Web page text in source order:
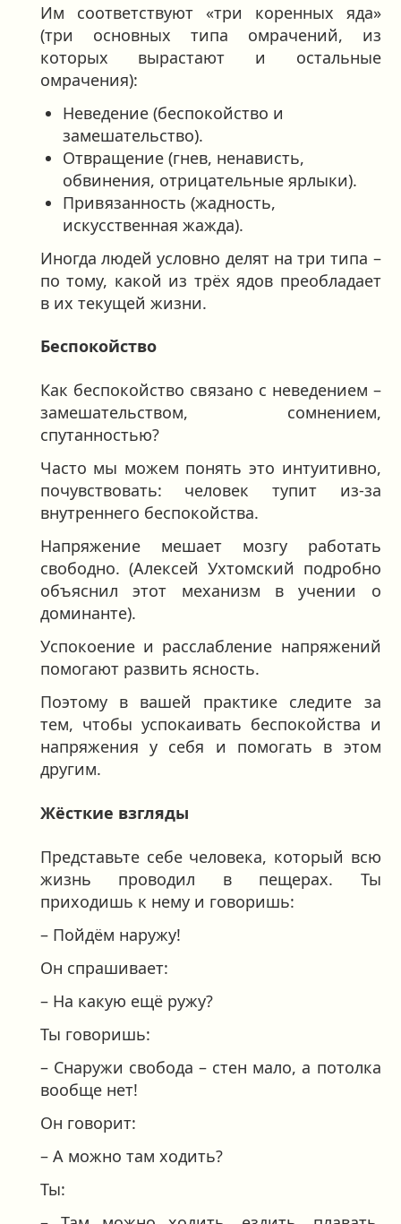
Им соответствуют «три коренных яда»
(три основных типа омрачений, из
которых вырастают и остальные
омрачения):
Неведение (беспокойство и
замешательство).
Отвращение (гнев, ненависть,
обвинения, отрицательные ярлыки).
Привязанность (жадность,
искусственная жажда).
Иногда людей условно делят на три типа –
по тому, какой из трёх ядов преобладает
в их текущей жизни.
Беспокойство
Как беспокойство связано с неведением –
замешательством, сомнением,
спутанностью?
Часто мы можем понять это интуитивно,
почувствовать: человек тупит из-за
внутреннего беспокойства.
Напряжение мешает мозгу работать
свободно. (Алексей Ухтомский подробно
объяснил этот механизм в учении о
доминанте).
Успокоение и расслабление напряжений
помогают развить ясность.
Поэтому в вашей практике следите за
тем, чтобы успокаивать беспокойства и
напряжения у себя и помогать в этом
другим.
Жёсткие взгляды
Представьте себе человека, который всю
жизнь проводил в пещерах. Ты
приходишь к нему и говоришь:
– Пойдём наружу!
Он спрашивает:
– На какую ещё ружу?
Ты говоришь:
– Снаружи свобода – стен мало, а потолка
вообще нет!
Он говорит:
– А можно там ходить?
Ты: